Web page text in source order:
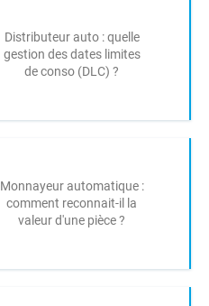
Distributeur auto : quelle
gestion des dates limites
de conso (DLC) ?
Monnayeur automatique :
comment reconnait-il la
valeur d'une pièce ?